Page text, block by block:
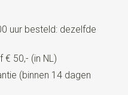
uur besteld: dezelfde
€ 50,- (in NL)
(binnen 14 dagen